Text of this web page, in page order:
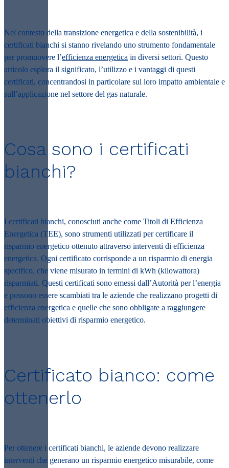
Nel contesto della transizione energetica e della sostenibilità, i
certificati bianchi si stanno rivelando uno strumento fondamentale
per promuovere l’efficienza energetica in diversi settori. Questo
articolo esplora il significato, l’utilizzo e i vantaggi di questi
certificati, concentrandosi in particolare sul loro impatto ambientale e
sull’applicazione nel settore del gas naturale.
Cosa sono i certificati
bianchi?
I certificati bianchi, conosciuti anche come Titoli di Efficienza
Energetica (TEE), sono strumenti utilizzati per certificare il
risparmio energetico ottenuto attraverso interventi di efficienza
energetica. Ogni certificato corrisponde a un risparmio di energia
specifico, che viene misurato in termini di kWh (kilowattora)
risparmiati. Questi certificati sono emessi dall’Autorità per l’energia
e possono essere scambiati tra le aziende che realizzano progetti di
efficienza energetica e quelle che sono obbligate a raggiungere
determinati obiettivi di risparmio energetico.
Certificato bianco: come
ottenerlo
Per ottenere i certificati bianchi, le aziende devono realizzare
interventi che generano un risparmio energetico misurabile, come